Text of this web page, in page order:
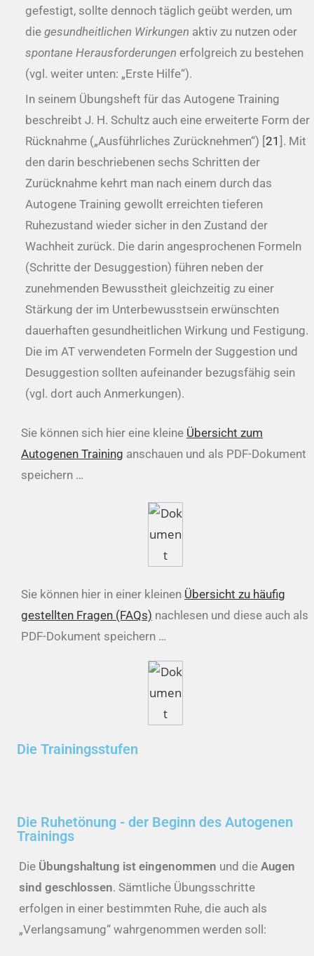
gefestigt, sollte dennoch täglich geübt werden, um
die gesundheitlichen Wirkungen aktiv zu nutzen oder
spontane Herausforderungen erfolgreich zu bestehen
(vgl. weiter unten: „Erste Hilfe“).
In seinem Übungsheft für das Autogene Training
beschreibt J. H. Schultz auch eine erweiterte Form der
Rücknahme („Ausführliches Zurücknehmen“) [21 ]. Mit
den darin beschriebenen sechs Schritten der
Zurücknahme kehrt man nach einem durch das
Autogene Training gewollt erreichten tieferen
Ruhezustand wieder sicher in den Zustand der
Wachheit zurück. Die darin angesprochenen Formeln
(Schritte der Desuggestion) führen neben der
zunehmenden Bewusstheit gleichzeitig zu einer
Stärkung der im Unterbewusstsein erwünschten
dauerhaften gesundheitlichen Wirkung und Festigung.
Die im AT verwendeten Formeln der Suggestion und
Desuggestion sollten aufeinander bezugsfähig sein
(vgl. dort auch Anmerkungen).
Sie können sich hier eine kleine Übersicht zum
Autogenen Training anschauen und als PDF-Dokument
speichern …
Sie können hier in einer kleinen Übersicht zu häufig
gestellten Fragen (FAQs) nachlesen und diese auch als
PDF-Dokument speichern …
Die Trainingsstufen
Die Ruhetönung - der Beginn des Autogenen
Trainings
Die Übungshaltung ist eingenommen und die Augen
sind geschlossen. Sämtliche Übungsschritte
erfolgen in einer bestimmten Ruhe, die auch als
„Verlangsamung“ wahrgenommen werden soll: